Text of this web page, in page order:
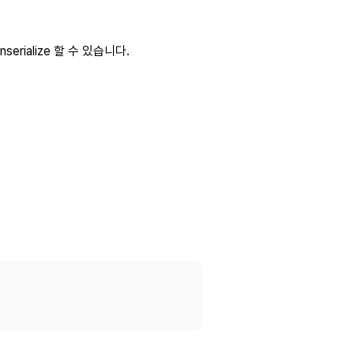
할 수 있습니다.